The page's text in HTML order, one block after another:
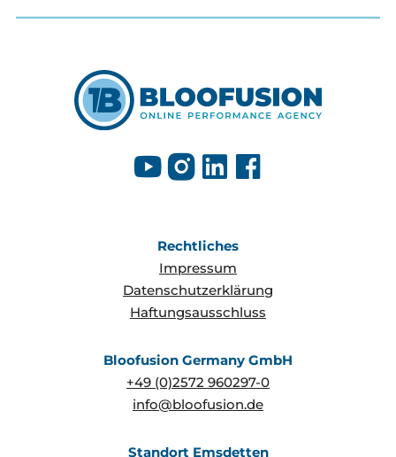
Rechtliches
Impressum
Datenschutzerklärung
Haftungsausschluss
Bloofusion Germany GmbH
+49 (0)2572 960297-0
info@bloofusion.de
Standort Emsdetten